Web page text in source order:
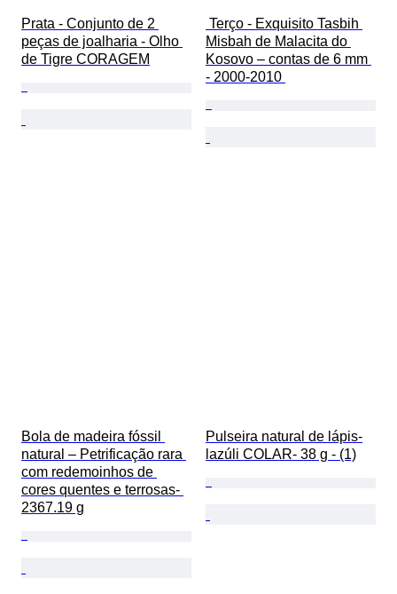
Prata - Conjunto de 2
peças de joalharia - Olho
de Tigre CORAGEM
Misbah de Malacita do
Kosovo – contas de 6 mm
- 2000-2010
Bola de madeira fóssil
natural – Petrificação rara
com redemoinhos de
cores quentes e terrosas-
2367.19 g
Pulseira natural de lápis-
lazúli COLAR- 38 g - (1)